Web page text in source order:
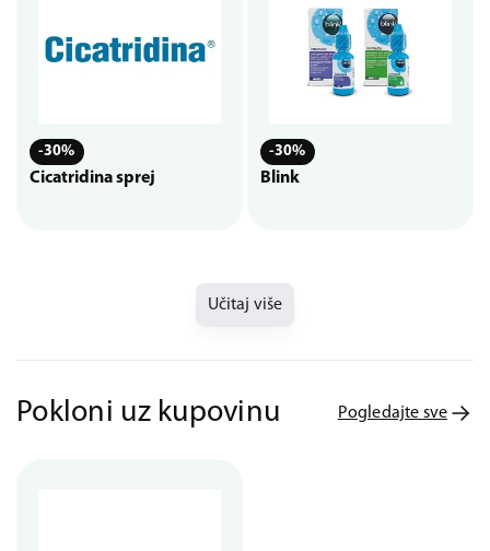
-30%
Cicatridina sprej
-30%
Blink
Učitaj više
Pokloni uz kupovinu Pogledajte sve